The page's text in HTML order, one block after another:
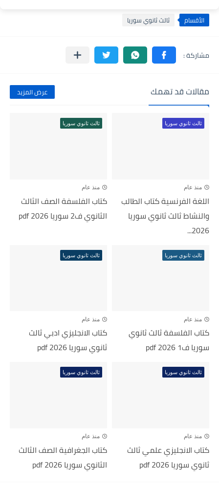
الأقسام ثالث ثانوي سوريا
مقالات قد تهمك عرض المزيد
ثالث ثانوي سوريا
منذ عام
اللغة الفرنسية كتاب الطالب
والنشاط ثالث ثانوي سوريا
2026...
ثالث ثانوي سوريا
منذ عام
كتاب الفلسفة الصف الثالث
الثانوي ف2 سوريا 2026 pdf
ثالث ثانوي سوريا
منذ عام
كتاب الفلسفة ثالث ثانوي
سوريا ف1 2026 pdf
ثالث ثانوي سوريا
منذ عام
كتاب الانجليزي ادبي ثالث
ثانوي سوريا 2026 pdf
ثالث ثانوي سوريا
منذ عام
كتاب الانجليزي علمي ثالث
ثانوي سوريا 2026 pdf
ثالث ثانوي سوريا
منذ عام
كتاب الجغرافية الصف الثالث
الثانوي سوريا 2026 pdf